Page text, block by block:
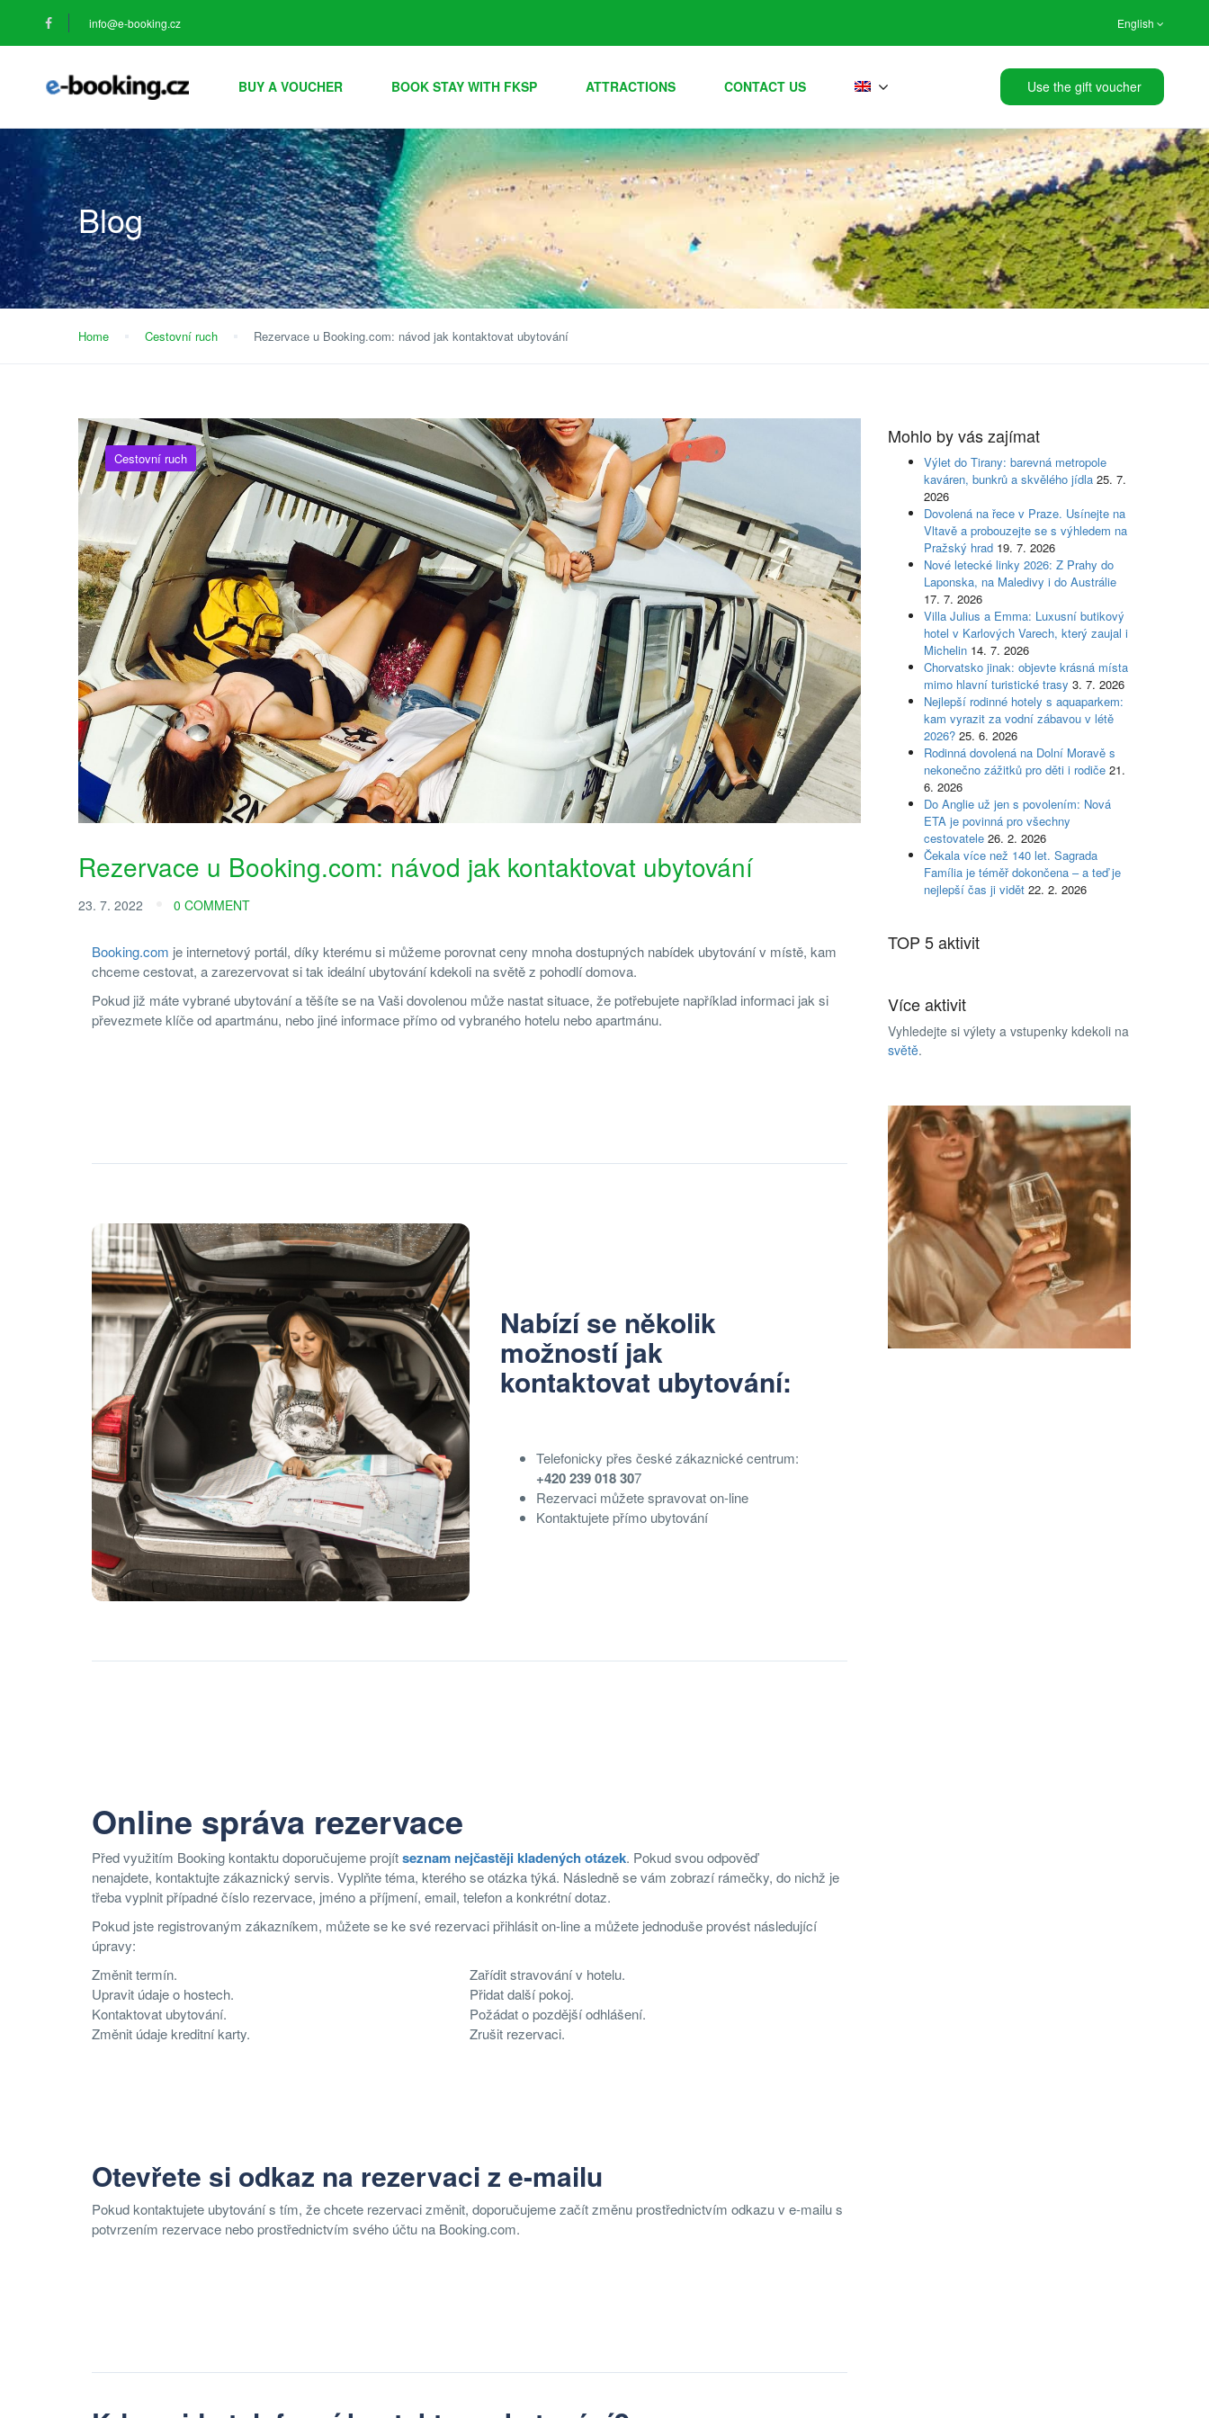
info@e-booking.cz English
BUY A VOUCHER BOOK STAY WITH FKSP ATTRACTIONS CONTACT US Use the gift voucher
Blog
Home Cestovní ruch Rezervace u Booking.com: návod jak kontaktovat ubytování
Cestovní ruch
Rezervace u Booking.com: návod jak kontaktovat ubytování
23. 7. 2022 0 COMMENT
Booking.com je internetový portál, díky kterému si můžeme porovnat ceny mnoha dostupných nabídek ubytování v místě, kam
chceme cestovat, a zarezervovat si tak ideální ubytování kdekoli na světě z pohodlí domova.
Pokud již máte vybrané ubytování a těšíte se na Vaši dovolenou může nastat situace, že potřebujete například informaci jak si
převezmete klíče od apartmánu, nebo jiné informace přímo od vybraného hotelu nebo apartmánu.
Nabízí se několik
možností jak
kontaktovat ubytování:
Telefonicky přes české zákaznické centrum:
+420 239 018 307
Rezervaci můžete spravovat on-line
Kontaktujete přímo ubytování
Online správa rezervace
Před využitím Booking kontaktu doporučujeme projítseznam nejčastěji kladených otázek. Pokud svou odpověď
nenajdete, kontaktujte zákaznický servis. Vyplňte téma, kterého se otázka týká. Následně se vám zobrazí rámečky, do nichž je
třeba vyplnit případné číslo rezervace, jméno a příjmení, email, telefon a konkrétní dotaz.
Pokud jste registrovaným zákazníkem, můžete se ke své rezervaci přihlásit on-line a můžete jednoduše provést následující
úpravy:
Změnit termín.
Upravit údaje o hostech.
Kontaktovat ubytování.
Změnit údaje kreditní karty.
Zařídit stravování v hotelu.
Přidat další pokoj.
Požádat o pozdější odhlášení.
Zrušit rezervaci.
Otevřete si odkaz na rezervaci z e-mailu
Pokud kontaktujete ubytování s tím, že chcete rezervaci změnit, doporučujeme začít změnu prostřednictvím odkazu v e-mailu s
potvrzením rezervace nebo prostřednictvím svého účtu na Booking.com.
Mohlo by vás zajímat
Výlet do Tirany: barevná metropole
kaváren, bunkrů a skvělého jídla 25. 7.
2026
Dovolená na řece v Praze. Usínejte na
Vltavě a probouzejte se s výhledem na
Pražský hrad 19. 7. 2026
Nové letecké linky 2026: Z Prahy do
Laponska, na Maledivy i do Austrálie
17. 7. 2026
Villa Julius a Emma: Luxusní butikový
hotel v Karlových Varech, který zaujal i
Michelin 14. 7. 2026
Chorvatsko jinak: objevte krásná místa
mimo hlavní turistické trasy 3. 7. 2026
Nejlepší rodinné hotely s aquaparkem:
kam vyrazit za vodní zábavou v létě
2026? 25. 6. 2026
Rodinná dovolená na Dolní Moravě s
nekonečno zážitků pro děti i rodiče 21.
6. 2026
Do Anglie už jen s povolením: Nová
ETA je povinná pro všechny
cestovatele 26. 2. 2026
Čekala více než 140 let. Sagrada
Família je téměř dokončena – a teď je
nejlepší čas ji vidět 22. 2. 2026
TOP 5 aktivit
Více aktivit
Vyhledejte si výlety a vstupenky kdekoli na
světě.